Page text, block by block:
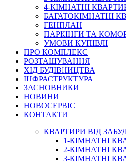
4-КІМНАТНІ
БАГАТОКІМНАТНІ
ГЕНПЛАН
ПАРКІНГИ ТА
УМОВИ КУПІВЛІ
ПРО КОМПЛЕКС
РОЗТАШУВАННЯ
ХІД БУДІВНИЦТВА
ІНФРАСТРУКТУРА
ЗАСНОВНИКИ
НОВИНИ
НОВОСЕРВІС
КОНТАКТИ
КВАРТИРИ ВІД
1-КІМНАТНІ
2-КІМНАТНІ
3-КІМНАТНІ